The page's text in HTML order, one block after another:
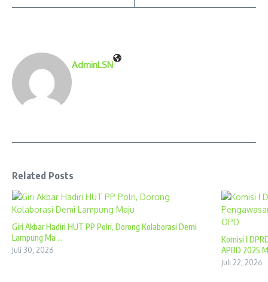
AdminLSN
Related Posts
Giri Akbar Hadiri HUT PP Polri, Dorong Kolaborasi Demi
Lampung Ma ...
Juli 30, 2026
Komisi I
APBD 2025
Juli 22, 2026